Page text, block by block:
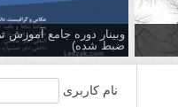
وبینار دوره جامع
ضبط شده)
نام کاربری